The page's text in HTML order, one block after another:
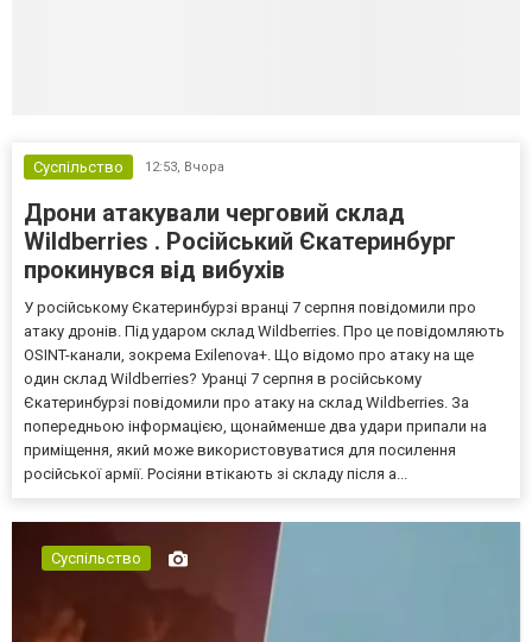
Суспільство 12:53, Вчора
Дрони атакували черговий склад
Wildberries . Російський Єкатеринбург
прокинувся від вибухів
У російському Єкатеринбурзі вранці 7 серпня повідомили про
атаку дронів. Під ударом склад Wildberries. Про це повідомляють
OSINT-канали, зокрема Exilenova+. Що відомо про атаку на ще
один склад Wildberries? Уранці 7 серпня в російському
Єкатеринбурзі повідомили про атаку на склад Wildberries. За
попередньою інформацією, щонайменше два удари припали на
приміщення, який може використовуватися для посилення
російської армії. Росіяни втікають зі складу після а...
Суспільство